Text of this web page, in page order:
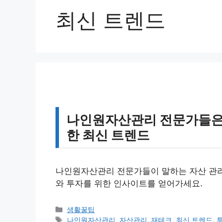
최신 트렌드
나인원자산관리 전문가들
한 최신 트렌드
나인원자산관리 전문가들이 말하는 자산
와 투자를 위한 인사이트를 얻어가세요.
카
테
생활꿀팁
태
나인원자산관리, 자산관리,재테크, 최신 트렌드,